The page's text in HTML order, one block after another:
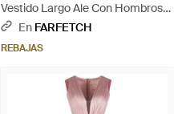
Vestido Largo Ale Con Hombros
Descubiertos - Azul
En FARFETCH
REBAJAS